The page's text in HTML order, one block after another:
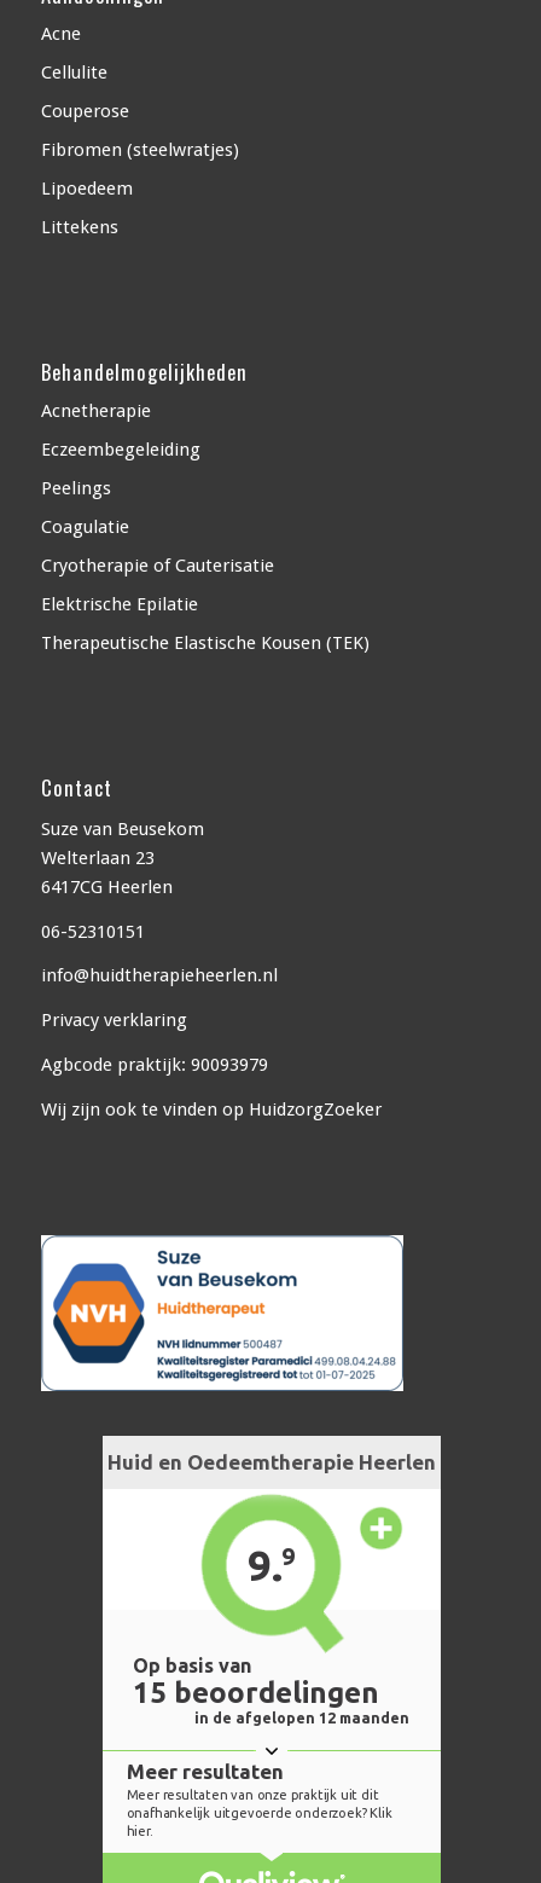
Acne
Cellulite
Couperose
Fibromen (steelwratjes)
Lipoedeem
Littekens
Behandelmogelijkheden
Acnetherapie
Eczeembegeleiding
Peelings
Coagulatie
Cryotherapie of Cauterisatie
Elektrische Epilatie
Therapeutische Elastische Kousen (TEK)
Contact
Suze van Beusekom
Welterlaan 23
6417CG Heerlen
06-52310151
info@huidtherapieheerlen.nl
Privacy verklaring
Agbcode praktijk: 90093979
Wij zijn ook te vinden op HuidzorgZoeker